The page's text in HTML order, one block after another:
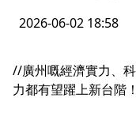
2026-06-02 18:58
//廣州嘅經濟實力、
力都有望躍上新台階